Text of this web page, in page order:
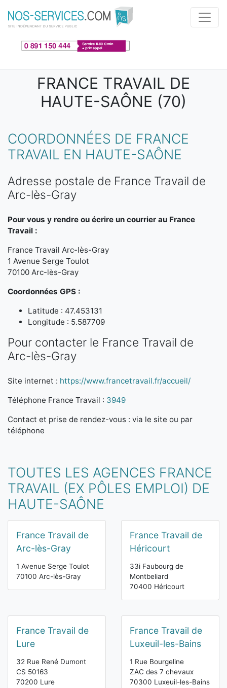
Aller au contenu principal
FRANCE TRAVAIL DE
HAUTE-SAÔNE (70)
COORDONNÉES DE FRANCE
TRAVAIL EN HAUTE-SAÔNE
Adresse postale de France Travail de
Arc-lès-Gray
Pour vous y rendre ou écrire un courrier au France
Travail :
France Travail Arc-lès-Gray
1 Avenue Serge Toulot
70100 Arc-lès-Gray
Coordonnées GPS :
Latitude : 47.453131
Longitude : 5.587709
Pour contacter le France Travail de
Arc-lès-Gray
Site internet : https://www.francetravail.fr/accueil/
Téléphone France Travail : 3949
Contact et prise de rendez-vous : via le site ou par
téléphone
TOUTES LES AGENCES FRANCE
TRAVAIL (EX PÔLES EMPLOI) DE
HAUTE-SAÔNE
France Travail de
Arc-lès-Gray
1 Avenue Serge Toulot
70100 Arc-lès-Gray
France Travail de
Héricourt
33i Faubourg de
Montbeliard
70400 Héricourt
France Travail de
Lure
32 Rue René Dumont
CS 50163
70200 Lure
France Travail de
Luxeuil-les-Bains
1 Rue Bourgeline
ZAC des 7 chevaux
70300 Luxeuil-les-Bains